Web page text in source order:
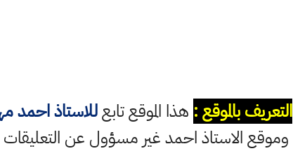
التعريف بالموقع : هذا الموقع تابعللاستاذ احمد
وموقع الاستاذ احمد غير مسؤول عن